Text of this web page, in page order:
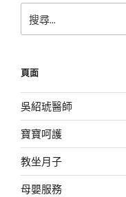
尋
字:
頁面
吳紹琥醫師
寶寶呵護
教坐月子
母嬰服務